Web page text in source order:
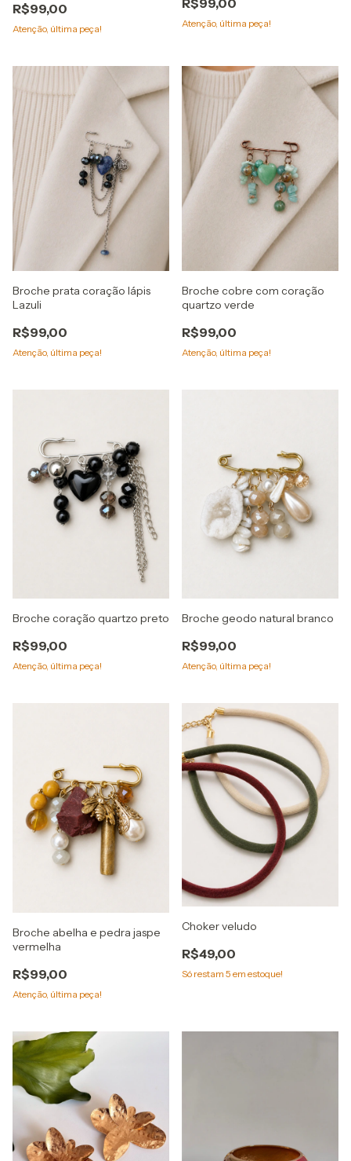
R$99,00
Atenção, última peça!
R$99,00
Atenção, última peça!
Broche prata coração lápis
Lazuli
R$99,00
Atenção, última peça!
Broche cobre com coração
quartzo verde
R$99,00
Atenção, última peça!
Broche coração quartzo preto
R$99,00
Atenção, última peça!
Broche geodo natural branco
R$99,00
Atenção, última peça!
Broche abelha e pedra jaspe
vermelha
R$99,00
Atenção, última peça!
Choker veludo
R$49,00
Só restam 5 em estoque!